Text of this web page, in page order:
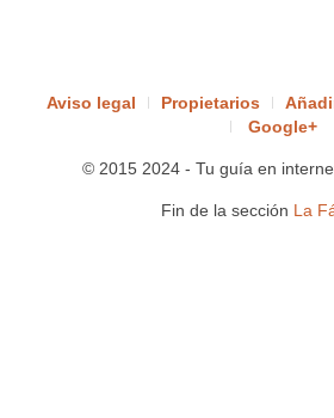
Aviso legal Propietarios
Google+
© 2015 2024 - Tu guía en
Fin de la sección La